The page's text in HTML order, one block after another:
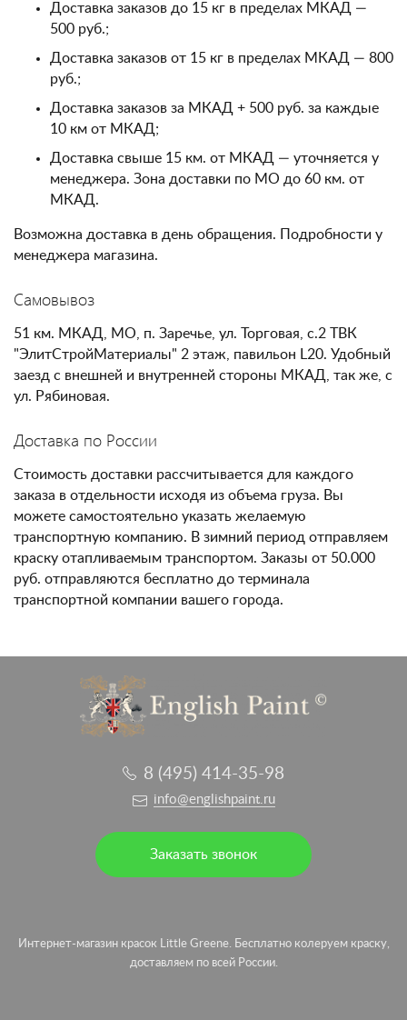
Доставка заказов до 15 кг в пределах МКАД —
500 руб.;
Доставка заказов от 15 кг в пределах МКАД — 800
руб.;
Доставка заказов за МКАД + 500 руб. за каждые
10 км от МКАД;
Доставка свыше 15 км. от МКАД — уточняется у
менеджера. Зона доставки по МО до 60 км. от
МКАД.
Возможна доставка в день обращения. Подробности у
менеджера магазина.
Самовывоз
51 км. МКАД, МО, п. Заречье, ул. Торговая, с.2 ТВК
"ЭлитСтройМатериалы" 2 этаж, павильон L20. Удобный
заезд с внешней и внутренней стороны МКАД, так же, с
ул. Рябиновая.
Доставка по России
Стоимость доставки рассчитывается для каждого
заказа в отдельности исходя из объема груза. Вы
можете самостоятельно указать желаемую
транспортную компанию. В зимний период отправляем
краску отапливаемым транспортом. Заказы от 50.000
руб. отправляются бесплатно до терминала
транспортной компании вашего города.
8 (495) 414-35-98
info@englishpaint.ru
Заказать звонок
Интернет-магазин красок Little Greene. Бесплатно колеруем краску,
доставляем по всей России.